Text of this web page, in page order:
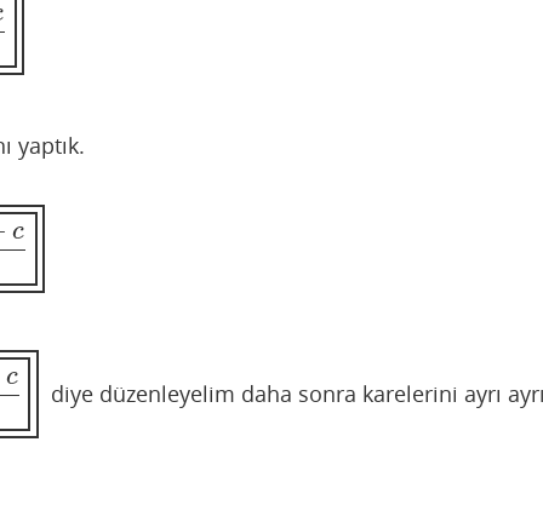
yaptık.
c
c
diye düzenleyelim daha sonra karelerini ayrı ayrı